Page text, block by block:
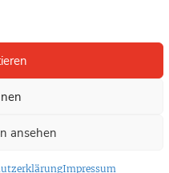
ansehen
Impressum